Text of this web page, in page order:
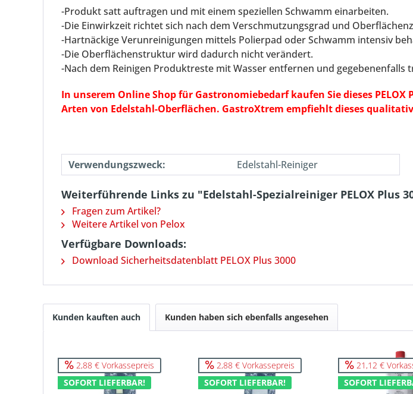
-Produkt satt auftragen und mit einem speziellen Schwamm einarbeiten.
-Die Einwirkzeit richtet sich nach dem Verschmutzungsgrad und
-Hartnäckige Verunreinigungen mittels Polierpad oder Schwamm intensiv
-Die Oberflächenstruktur wird dadurch nicht verändert.
-Nach dem Reinigen Produktreste mit Wasser entfernen und gegebenenfalls
In unserem Online Shop für Gastronomiebedarf kaufen Sie dieses
Arten von Edelstahl-Oberflächen. GastroXtrem empfiehlt dieses
Verwendungszweck: Edelstahl-Reiniger
Weiterführende Links zu "Edelstahl-Spezialreiniger PELOX Plus
Fragen zum Artikel?
Weitere Artikel von Pelox
Verfügbare Downloads:
Download Sicherheitsdatenblatt PELOX Plus 3000
Kunden kauften auch Kunden haben sich ebenfalls angesehen
2,88 € Vorkassepreis
SOFORT LIEFERBAR!
2,88 € Vorkassepreis
SOFORT LIEFERBAR!
21,12 €
SOFORT